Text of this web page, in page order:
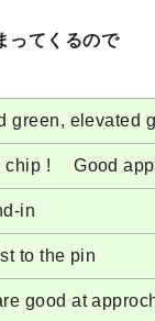
ってくるので
green, elevated
chip ! Good
in
to the pin
good at